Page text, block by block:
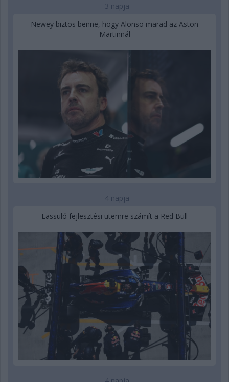
3 napja
Newey biztos benne, hogy Alonso marad az Aston
Martinnál
4 napja
Lassuló fejlesztési ütemre számít a Red Bull